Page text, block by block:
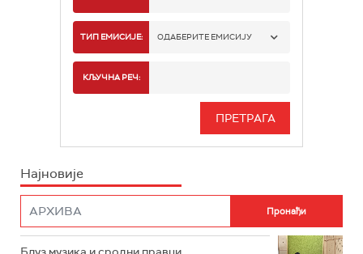
РАДИО БЕОГРАД 1
РАДИО БЕОГРАД 3
РАДИО РОКЕНРОЛЕР
ТИП ЕМИСИЈЕ: ОДАБЕРИТЕ ЕМИСИЈУ
ИНФО
КЉУЧНА РЕЧ:
Најновије